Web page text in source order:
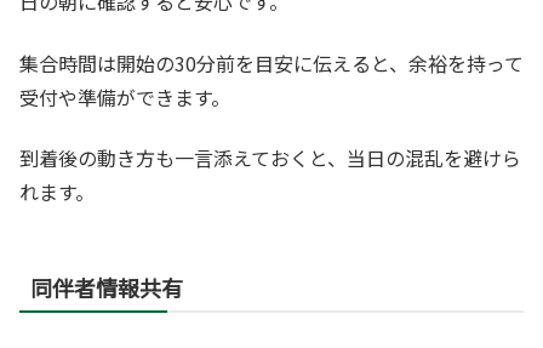
集合時間は開始の30分前を目安に伝えると、余裕を持って
受付や準備ができます。
到着後の動き方も一言添えておくと、当日の混乱を避けら
れます。
同伴者情報共有